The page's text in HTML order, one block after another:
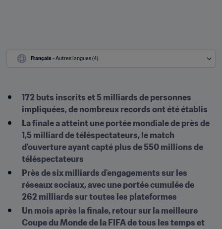
Français - Autres langues (4)
172 buts inscrits et 5 milliards de personnes
impliquées, de nombreux records ont été établis
La finale a atteint une portée mondiale de près de
1,5 milliard de téléspectateurs, le match
d'ouverture ayant capté plus de 550 millions de
téléspectateurs
Près de six milliards d'engagements sur les
réseaux sociaux, avec une portée cumulée de
262 milliards sur toutes les plateformes
Un mois après la finale, retour sur la meilleure
Coupe du Monde de la FIFA de tous les temps et